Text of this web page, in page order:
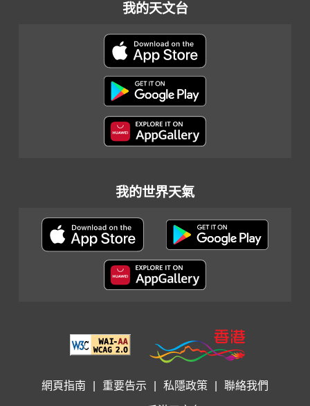
我的天文台
我的世界天氣
網頁指南 重要告示 私隱政策 聯絡我們